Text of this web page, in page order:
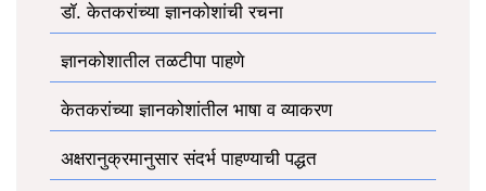
डॉ. केतकरांच्या ज्ञानकोशांची रचना
ज्ञानकोशातील तळटीपा पाहणे
केतकरांच्या ज्ञानकोशांतील भाषा व व्याकरण
अक्षरानुक्रमानुसार संदर्भ पाहण्याची पद्धत